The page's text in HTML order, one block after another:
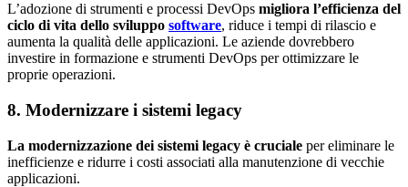
L’adozione di strumenti e processi DevOps migliora l’efficienza del
ciclo di vita dello sviluppo software, riduce i tempi di rilascio e
aumenta la qualità delle applicazioni. Le aziende dovrebbero
investire in formazione e strumenti DevOps per ottimizzare le
proprie operazioni.
8. Modernizzare i sistemi legacy
La modernizzazione dei sistemi legacy è cruciale per eliminare le
inefficienze e ridurre i costi associati alla manutenzione di vecchie
applicazioni.